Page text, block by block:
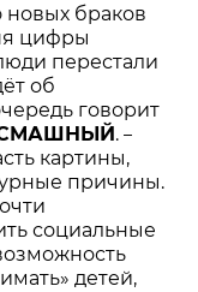
новых браков
цифры
перестали
об
говорит
.–
картины,
причины.
социальные
детей,